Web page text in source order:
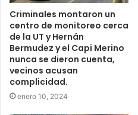
Criminales montaron un
centro de monitoreo cerca
de la UT y Hernán
Bermudez y el Capi Merino
nunca se dieron cuenta,
vecinos acusan
complicidad.
enero 10, 2024